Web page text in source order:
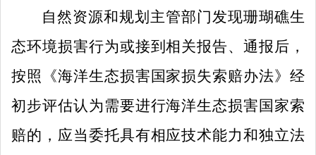
自然资源和规划 主管部门发现珊瑚礁生
态环境损害行为或接到相关报告、通报后，
按照《海洋生态损害国家损失索赔办法》经
初步评估认为需要进行海洋生态损害国家索
赔的，应当委托具有相应技术能力和独立法